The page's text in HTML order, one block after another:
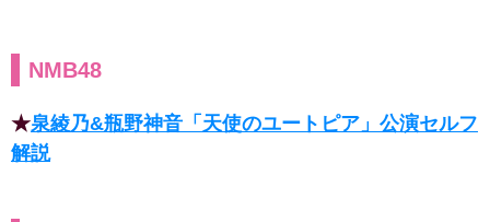
NMB48
★泉綾乃&瓶野神音「天使のユートピア」公演セルフ
解説